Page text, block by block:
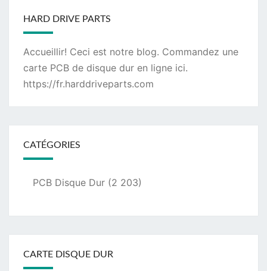
HARD DRIVE PARTS
Accueillir! Ceci est notre blog. Commandez une
carte PCB de disque dur en ligne ici.
https://fr.harddriveparts.com
CATÉGORIES
PCB Disque Dur (2 203)
CARTE DISQUE DUR